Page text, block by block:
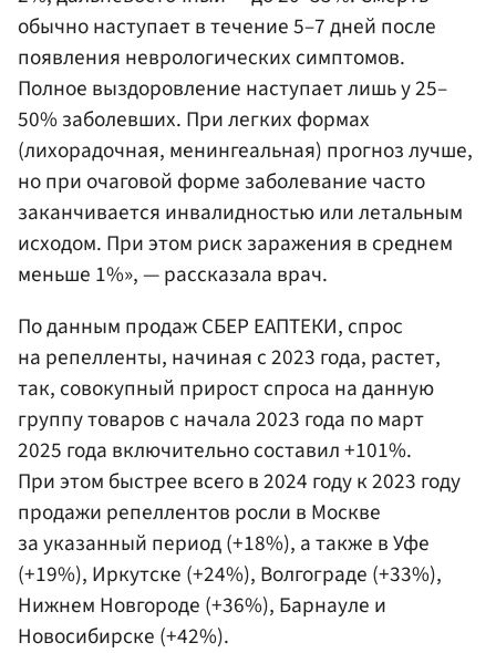
обычно наступает в течение 5–7 дней после
появления неврологических симптомов.
Полное выздоровление наступает лишь у 25–
50% заболевших. При легких формах
(лихорадочная, менингеальная) прогноз лучше,
но при очаговой форме заболевание часто
заканчивается инвалидностью или летальным
исходом. При этом риск заражения в среднем
меньше 1%», — рассказала врач.
По данным продаж СБЕР ЕАПТЕКИ, спрос
на репелленты, начиная с 2023 года, растет,
так, совокупный прирост спроса на данную
группу товаров с начала 2023 года по март
2025 года включительно составил +101%.
При этом быстрее всего в 2024 году к 2023 году
продажи репеллентов росли в Москве
за указанный период (+18%), а также в Уфе
(+19%), Иркутске (+24%), Волгограде (+33%),
Нижнем Новгороде (+36%), Барнауле и
Новосибирске (+42%).